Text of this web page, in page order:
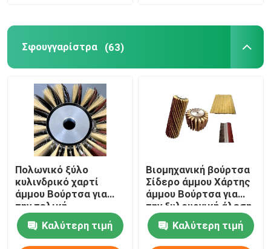
κυλινδρικών
κυλινδρικών
Σφουγγαρίστρα (63)
Πολωνικό ξύλο
κυλινδρικό χαρτί
άμμου Βούρτσα για
την τελική
επεξεργασία της
μεταλλικής
επιφάνειας
Καλύτερη τιμή
Βιομηχανική βούρτσα
Σίδερο άμμου Χάρτης
άμμου Βούρτσα για
την ξυλουργική άλεση
Καλύτερη τιμή